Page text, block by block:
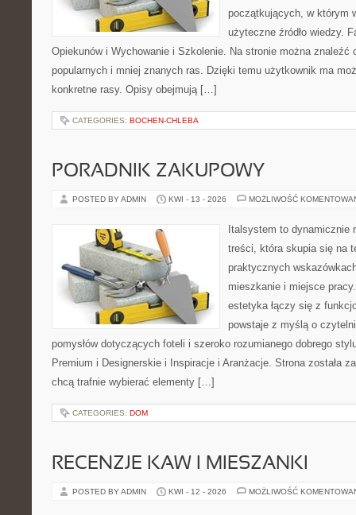
początkujących, w którym
użyteczne źródło wiedzy.
Opiekunów i Wychowanie i Szkolenie. Na stronie można znaleźć
popularnych i mniej znanych ras. Dzięki temu użytkownik ma
konkretne rasy. Opisy obejmują […]
CATEGORIES: BOCHEN-CHLEBA
PORADNIK ZAKUPOWY
POSTED BY ADMIN KWI - 13 - 2026 MOŻLIWOŚĆ
Italsystem to dynamicznie
treści, która skupia się na
praktycznych
mieszkanie i miejsce
estetyka łączy się z
powstaje z myślą o
pomysłów dotyczących foteli i szeroko rozumianego dobrego
Premium i Designerskie i Inspiracje i Aranżacje. Strona została
chcą trafnie wybierać elementy […]
CATEGORIES: DOM
RECENZJE KAW I MIESZANKI
POSTED BY ADMIN KWI - 12 - 2026 MOŻLIWOŚĆ